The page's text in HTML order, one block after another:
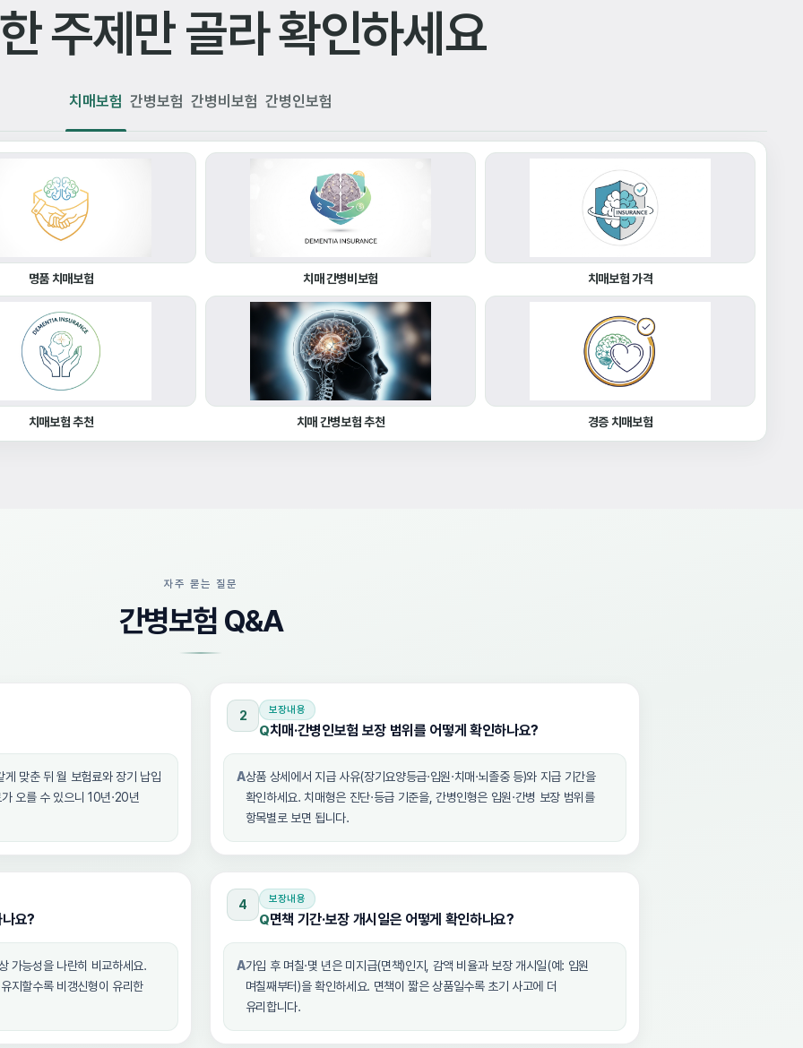
주제만 골라 확인하세요
치매보험 간병보험 간병비보험 간병인보험
명품 치매보험 치매 간병비보험 치매보험 가격
치매보험 추천 치매 간병보험 추천 경증 치매보험
자주 묻는 질문
간병보험 Q&A
게 맞춘 뒤 월 보험료와 장기 납입
오를 수 있으니 10년·20년
2 보장내용
Q치매·간병인보험 보장 범위를 어떻게 확인하나요?
A상품 상세에서 지급 사유(장기요양등급·입원·치매·뇌졸중 등)와 지급 기간을
확인하세요. 치매형은 진단·등급 기준을, 간병인형은 입원·간병 보장 범위를
항목별로 보면 됩니다.
나요?
가능성을 나란히 비교하세요.
지할수록 비갱신형이 유리한
4 보장내용
Q면책 기간·보장 개시일은 어떻게 확인하나요?
A가입 후 며칠·몇 년은 미지급(면책)인지, 감액 비율과 보장 개시일(예: 입원
며칠째부터)을 확인하세요. 면책이 짧은 상품일수록 초기 사고에 더
유리합니다.